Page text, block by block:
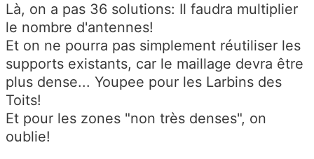
Là, on a pas 36 solutions: Il faudra multiplier
le nombre d'antennes!
Et on ne pourra pas simplement réutiliser les
supports existants, car le maillage devra être
plus dense... Youpee pour les Larbins des
Toits!
Et pour les zones "non très denses", on
oublie!